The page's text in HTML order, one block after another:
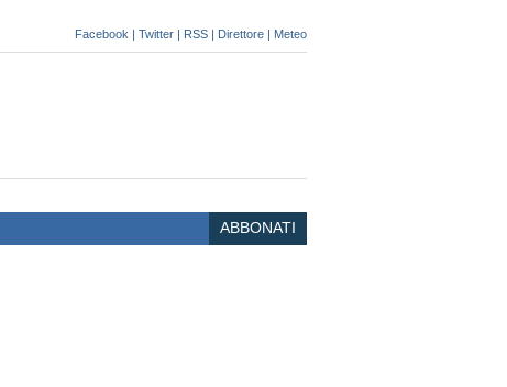
Facebook | Twitter | RSS | Direttore | Meteo
ABBONATI